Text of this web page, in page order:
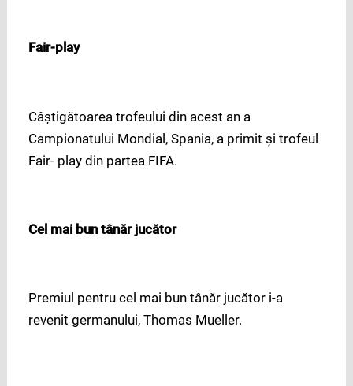
Fair-play
Câştigătoarea trofeului din acest an a
Campionatului Mondial, Spania, a primit şi trofeul
Fair- play din partea FIFA.
Cel mai bun tânăr jucător
Premiul pentru cel mai bun tânăr jucător i-a
revenit germanului, Thomas Mueller.